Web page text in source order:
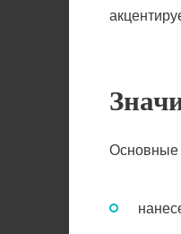
Основные